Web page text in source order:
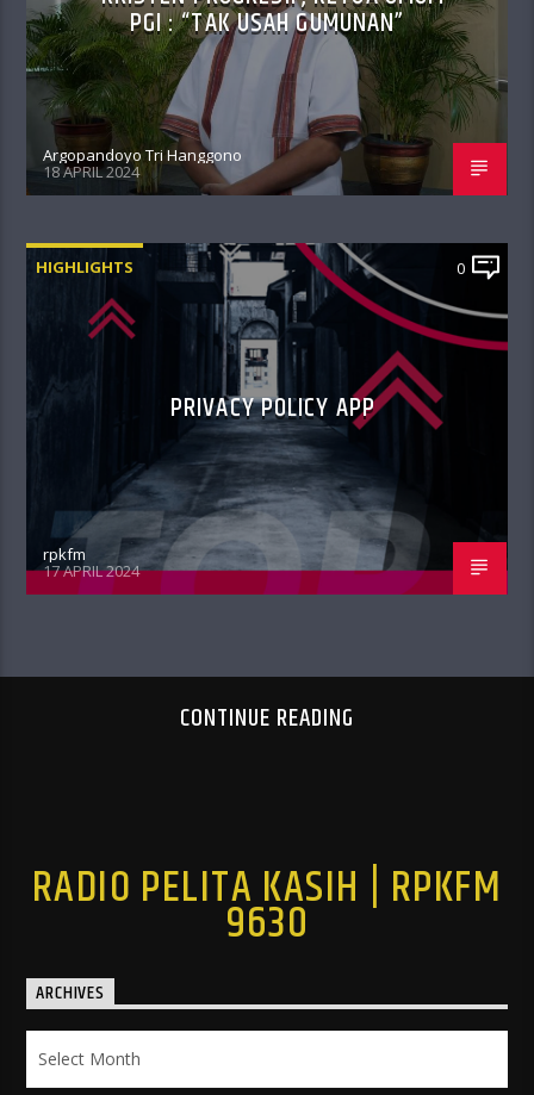
PGI : “TAK USAH GUMUNAN”
Argopandoyo Tri Hanggono
18 APRIL 2024
HIGHLIGHTS 0
PRIVACY POLICY APP
rpkfm
17 APRIL 2024
CONTINUE READING
RADIO PELITA KASIH | RPKFM
9630
ARCHIVES